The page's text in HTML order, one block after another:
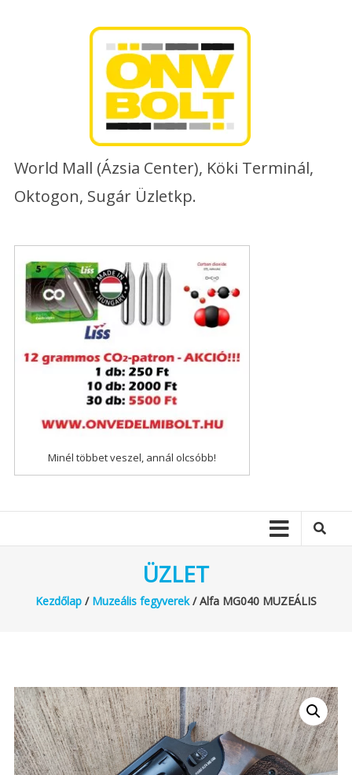
World Mall (Ázsia Center), Köki Terminál,
Oktogon, Sugár Üzletkp.
Minél többet veszel, annál olcsóbb!
ÜZLET
Kezdőlap/ Muzeális fegyverek/ Alfa MG040 MUZEÁLIS